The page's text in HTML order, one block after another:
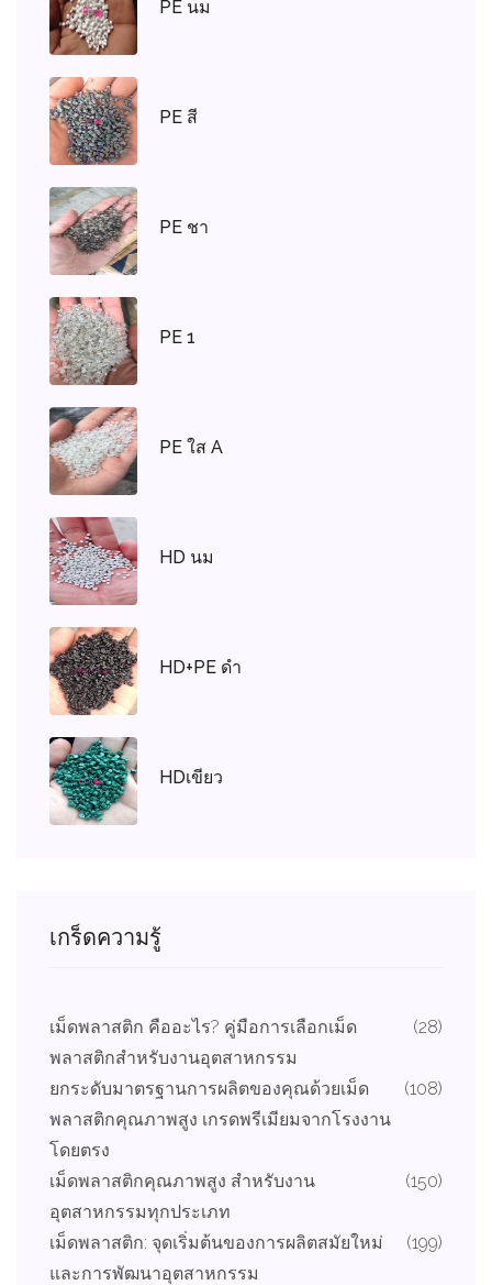
PE นม
PE สี
PE ชา
PE 1
PE ใส A
HD นม
HD+PE ดำ
HDเขียว
เกร็ดความรู้
เม็ดพลาสติก คืออะไร? คู่มือการเลือกเม็ด
พลาสติกสำหรับงานอุตสาหกรรม
(28)
ยกระดับมาตรฐานการผลิตของคุณด้วยเม็ด
พลาสติกคุณภาพสูง เกรดพรีเมียมจากโรงงาน
โดยตรง
(108)
เม็ดพลาสติกคุณภาพสูง สำหรับงาน
อุตสาหกรรมทุกประเภท
(150)
เม็ดพลาสติก: จุดเริ่มต้นของการผลิตสมัยใหม่
และการพัฒนาอุตสาหกรรม
(199)